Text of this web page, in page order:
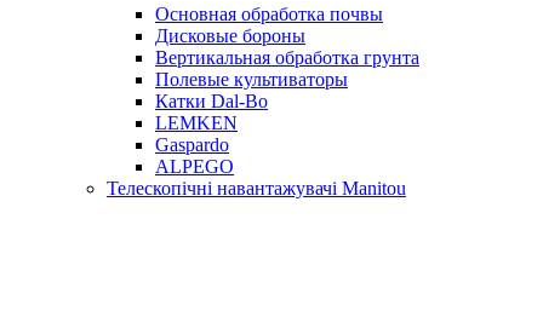
Основная обработка почвы
Дисковые бороны
Вертикальная обработка грунта
Полевые культиваторы
Катки Dal-Bo
LEMKEN
Gaspardo
ALPEGO
Телескопічні навантажувачі Manitou